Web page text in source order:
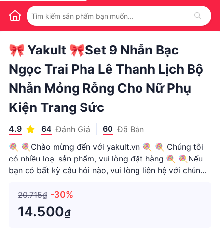
1 / 1
🎀 Yakult 🎀Set 9 Nhẫn Bạc
Ngọc Trai Pha Lê Thanh Lịch Bộ
Nhẫn Mỏng Rỗng Cho Nữ Phụ
Kiện Trang Sức
4.9 64 Đánh Giá 60 Đã Bán
🍭 🍭Chào mừng đến với yakult.vn 🍭 🍭 Chúng tôi
có nhiều loại sản phẩm, vui lòng đặt hàng 🍭 🍭Nếu
bạn có bất kỳ câu hỏi nào, vui lòng liên hệ với chúng
Pha Lê Bướm Kim Cương Cao Cấp Knuckle Ring Set
Đặc trưng -Mỏng, R
20.715₫ -30%
14.500₫